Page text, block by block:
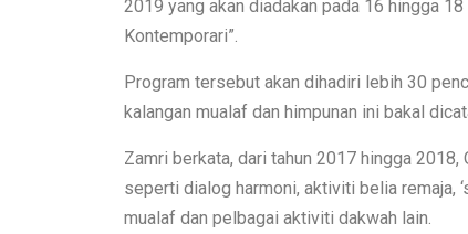
2019 yang akan diadakan pada 16 hingga
Kontemporari”.
Program tersebut akan dihadiri lebih 30
kalangan mualaf dan himpunan ini bakal
Zamri berkata, dari tahun 2017 hingga
seperti dialog harmoni, aktiviti belia remaja,
mualaf dan pelbagai aktiviti dakwah lain.